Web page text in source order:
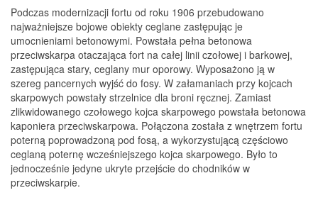
Podczas modernizacji fortu od roku 1906 przebudowano
najważniejsze bojowe obiekty ceglane zastępując je
umocnieniami betonowymi. Powstała pełna betonowa
przeciwskarpa otaczająca fort na całej linii czołowej i barkowej,
zastępująca stary, ceglany mur oporowy. Wyposażono ją w
szereg pancernych wyjść do fosy. W załamaniach przy kojcach
skarpowych powstały strzelnice dla broni ręcznej. Zamiast
zlikwidowanego czołowego kojca skarpowego powstała betonowa
kaponiera przeciwskarpowa. Połączona została z wnętrzem fortu
poterną poprowadzoną pod fosą, a wykorzystującą częściowo
ceglaną poternę wcześniejszego kojca skarpowego. Było to
jednocześnie jedyne ukryte przejście do chodników w
przeciwskarpie.